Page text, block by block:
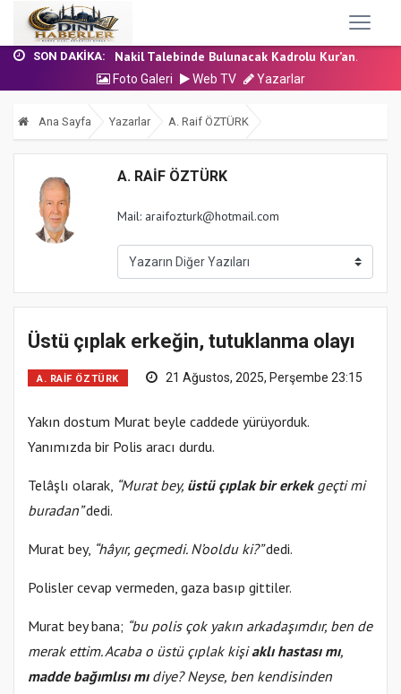
SON DAKIKA:
24 Temmuz 2026 - Cuma Hutbesi
7 Ağustos 2026 - Cuma Hutbesi
Nakil Talebinde Bulunacak Kadrolu Kur’an...
Aşçı Alımı (Kurum İçi) Sınavı (Sözlü) So...
24 Temmuz 2026 - Cuma Hutbesi
7 Ağustos 2026 - Cuma Hutbesi
Foto Galeri Web TV Yazarlar
Ana Sayfa Yazarlar A. Raif ÖZTÜRK
A. RAIF ÖZTÜRK
Mail: araifozturk@hotmail.com
Üstü çıplak erkeğin, tutuklanma olayı
A. RAIF ÖZTÜRK 21 Ağustos, 2025, Perşembe 23:15
Yakın dostum Murat beyle caddede yürüyorduk.
Yanımızda bir Polis aracı durdu.
Telâşlı olarak, “Murat bey, üstü çıplak bir erkekgeçti mi
buradan”dedi.
Murat bey, “hâyır, geçmedi. N’ooldu ki?”dedi.
Polisler cevap vermeden, gaza basıp gittiler.
Murat bey bana; “bu polis çok yakın arkadaşımdır, ben de
merak ettim. Acaba o üstü çıplak kişiaklı hastası mı,
madde bağımlısı mıdiye? Neyse, ben kendisinden